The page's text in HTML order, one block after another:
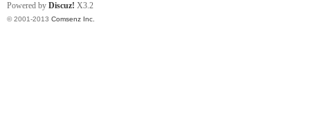
Powered by Discuz! X3.2
© 2001-2013 Comsenz Inc.